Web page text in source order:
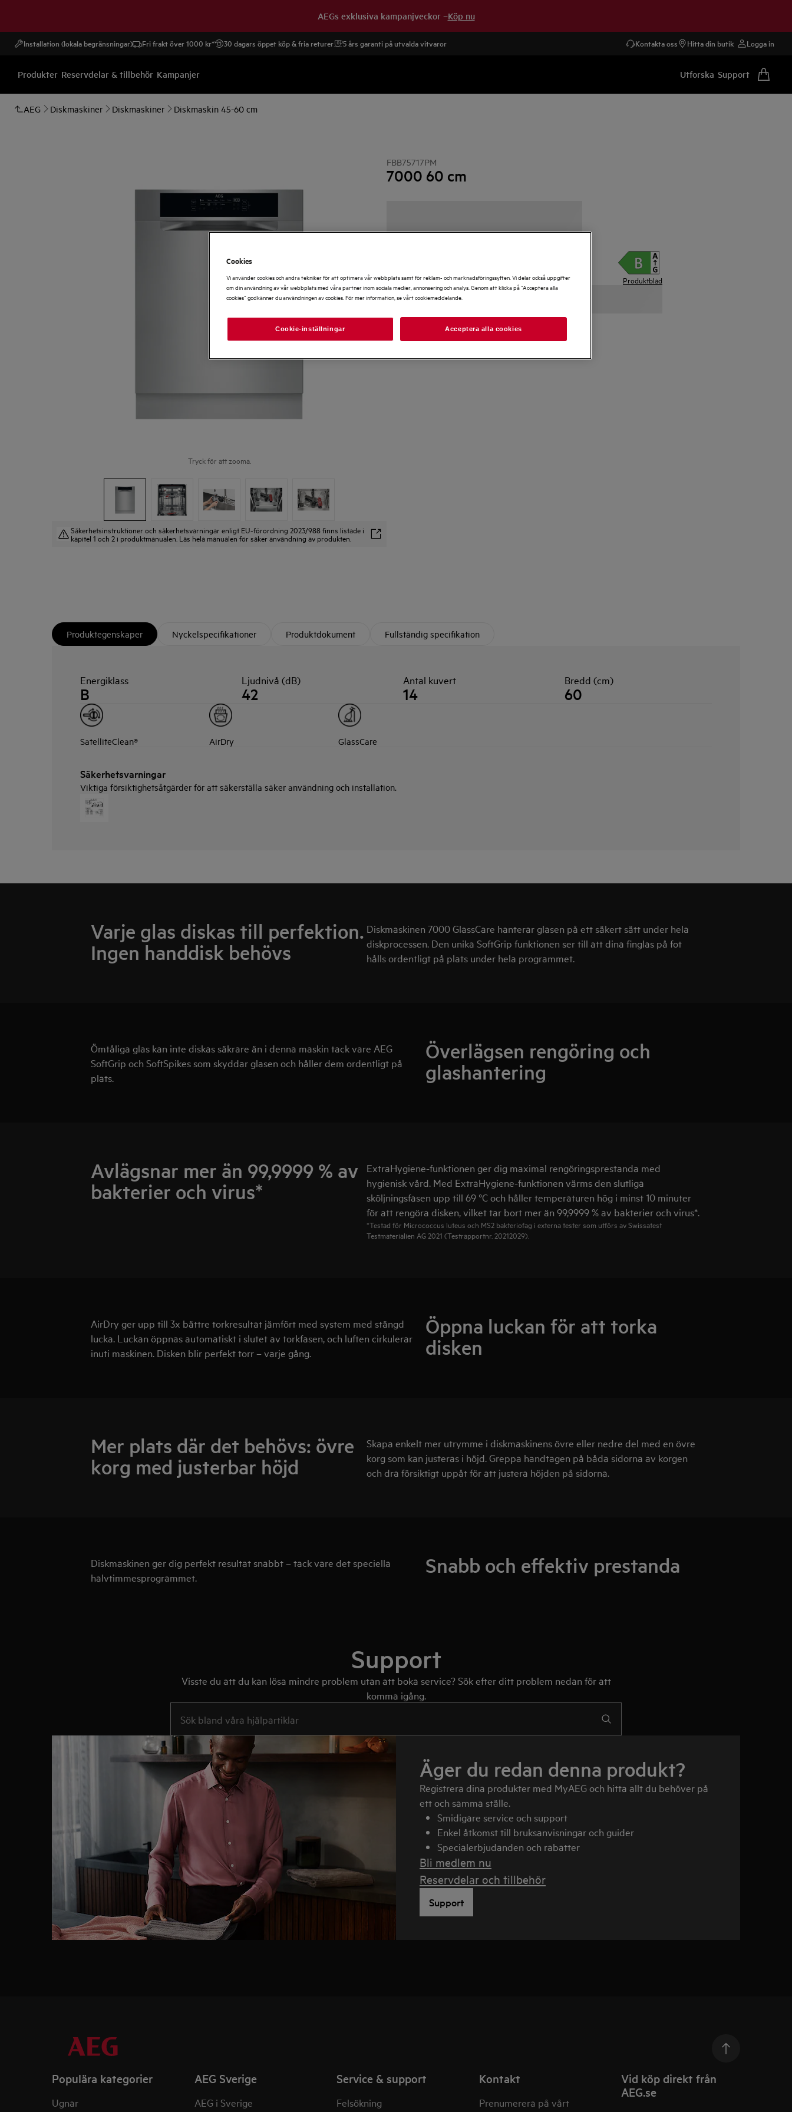
AEGs exklusiva kampanjveckor –Köp nu
Installation (lokala begränsningar) Fri frakt över 1000 kr* 30 dagars öppet köp & fria returer 5 års garanti på utvalda vitvaror Kontakta oss Hitta din butik Logga in
Produkter Reservdelar & tillbehör Kampanjer Utforska Support
AEG Diskmaskiner Diskmaskiner Diskmaskin 45-60 cm
Tryck för att zooma.
Säkerhetsinstruktioner och säkerhetsvarningar enligt EU-förordning 2023/988 finns listade i
kapitel 1 och 2 i produktmanualen. Läs hela manualen för säker användning av produkten.
FBB75717PM
7000 60 cm
Produktblad
Produktegenskaper Nyckelspecifikationer Produktdokument Fullständig specifikation
Energiklass
B
Ljudnivå (dB)
42
Antal kuvert
14
Bredd (cm)
60
SatelliteClean® AirDry GlassCare
Säkerhetsvarningar
Viktiga försiktighetsåtgärder för att säkerställa säker användning och installation.
Varje glas diskas till perfektion.
Ingen handdisk behövs
Diskmaskinen 7000 GlassCare hanterar glasen på ett säkert sätt under hela
diskprocessen. Den unika SoftGrip funktionen ser till att dina finglas på fot
hålls ordentligt på plats under hela programmet.
Överlägsen rengöring och
glashantering
Ömtåliga glas kan inte diskas säkrare än i denna maskin tack vare AEG
SoftGrip och SoftSpikes som skyddar glasen och håller dem ordentligt på
plats.
Avlägsnar mer än 99,9999 % av
bakterier och virus*
ExtraHygiene-funktionen ger dig maximal rengöringsprestanda med
hygienisk vård. Med ExtraHygiene-funktionen värms den slutliga
sköljningsfasen upp till 69 °C och håller temperaturen hög i minst 10 minuter
för att rengöra disken, vilket tar bort mer än 99,9999 % av bakterier och virus*.
*Testad för Micrococcus luteus och MS2 bakteriofag i externa tester som utförs av Swissatest
Testmaterialien AG 2021 (Testrapportnr. 20212029).
Öppna luckan för att torka
disken
AirDry ger upp till 3x bättre torkresultat jämfört med system med stängd
lucka. Luckan öppnas automatiskt i slutet av torkfasen, och luften cirkulerar
inuti maskinen. Disken blir perfekt torr – varje gång.
Mer plats där det behövs: övre
korg med justerbar höjd
Skapa enkelt mer utrymme i diskmaskinens övre eller nedre del med en övre
korg som kan justeras i höjd. Greppa handtagen på båda sidorna av korgen
och dra försiktigt uppåt för att justera höjden på sidorna.
Snabb och effektiv prestanda
Diskmaskinen ger dig perfekt resultat snabbt – tack vare det speciella
halvtimmesprogrammet.
Support
Visste du att du kan lösa mindre problem utan att boka service? Sök efter ditt problem nedan för att
komma igång.
Äger du redan denna produkt?
Registrera dina produkter med MyAEG och hitta allt du behöver på
ett och samma ställe.
Smidigare service och support
Enkel åtkomst till bruksanvisningar och guider
Specialerbjudanden och rabatter
Bli medlem nu
Reservdelar och tillbehör
Support
Populära kategorier
Ugnar
AEG Sverige
AEG i Sverige
Service & support
Felsökning
Kontakt
Prenumerera på vårt
Vid köp direkt från
AEG.se
Cookies
Vi använder cookies och andra tekniker för att optimera vår webbplats samt för reklam- och marknadsföringssyften. Vi delar också uppgifter
om din användning av vår webbplats med våra partner inom sociala medier, annonsering och analys. Genom att klicka på ”Acceptera alla
cookies” godkänner du användningen av cookies. För mer information, se vårt cookiemeddelande.
Cookie-inställningar Acceptera alla cookies